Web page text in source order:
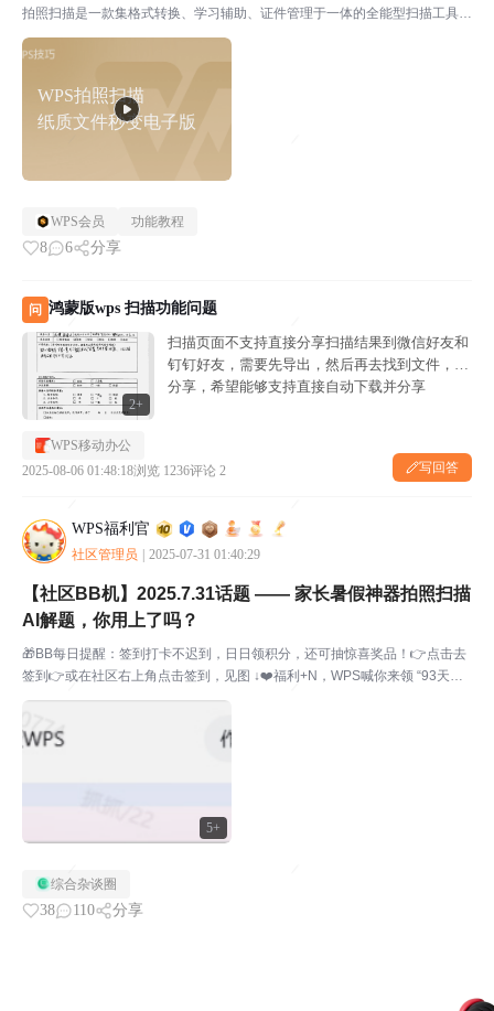
WPS拍照扫描
纸质文件秒变电子版
拍照扫描是一款集格式转换、学习辅助、证件管理于一体的全能型扫描工具，
涵盖提取文字、图片转表格、去除笔迹、收集错题等九大核心功能，手机一拍
即可实现高质量文件处理，让办公学习更轻松！一、...
WPS会员 功能教程
8 6 分享
问 鸿蒙版wps 扫描功能问题
2+
扫描页面不支持直接分享扫描结果到微信好友和
钉钉好友，需要先导出，然后再去找到文件，再
分享，希望能够支持直接自动下载并分享
WPS移动办公
2025-08-06 01:48:18浏览 1236评论 2 写回答
WPS福利官
社区管理员 2025-07-31 01:40:29
5+
【社区BB机】2025.7.31话题 —— 家长暑假神器拍照扫描
AI解题，你用上了吗？
🎁BB每日提醒：签到打卡不迟到，日日领积分，还可抽惊喜奖品！👉点击去
签到👉或在社区右上角点击签到，见图 ↓❤️福利+N，WPS喊你来领 “93天超
会免费试用“ 啦！快来~【拍照扫描-AI解题】孩子/学生作业太多，一时无法快
综合杂谈圈
38 110 分享